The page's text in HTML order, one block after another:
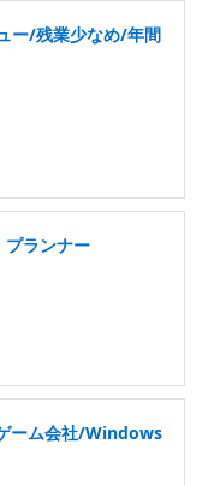
ー/残業少なめ/年間
プランナー
ーム会社/Windows